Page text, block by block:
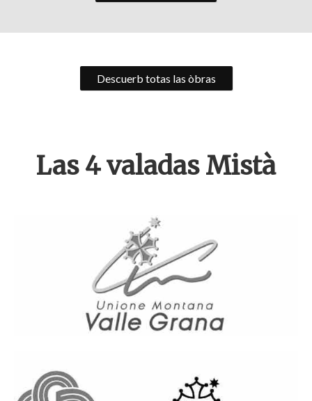
Descuerb totas las òbras
Las 4 valadas Mistà